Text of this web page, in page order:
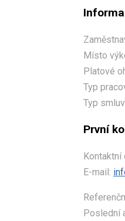
Místo
Platové
Typ
Typ
První
Kontaktní
E-mail:
Poslední